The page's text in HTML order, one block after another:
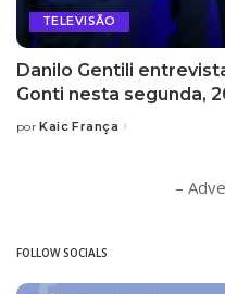
TELEVISÃO
Danilo Gentili
Gonti nesta segunda,
Posted
por Kaic França
–
FOLLOW SOCIALS